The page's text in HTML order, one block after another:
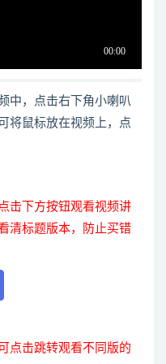
中，点击右下角小喇叭
将鼠标放在视频上，点
击下方按钮观看视频讲
清标题版本，防止买错
点击跳转观看不同版的